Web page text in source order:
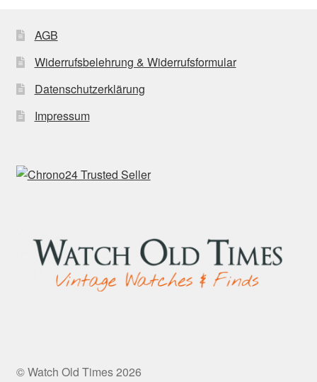
AGB
Widerrufsbelehrung & Widerrufsformular
Datenschutzerklärung
Impressum
© Watch Old Times 2026